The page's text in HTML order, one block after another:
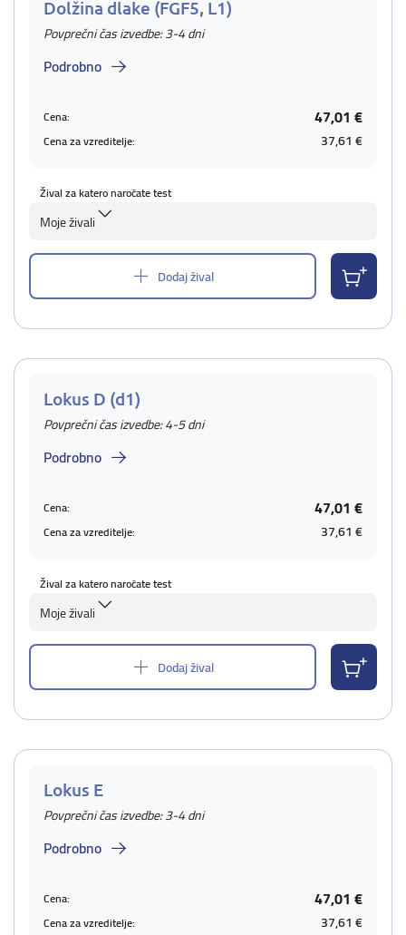
Dolžina dlake (FGF5, L1)
Povprečni čas izvedbe: 3-4 dni
Podrobno
Cena: 47,01 €
Cena za vzreditelje: 37,61 €
Žival za katero naročate test
Moje živali
Dodaj žival
Lokus D (d1)
Povprečni čas izvedbe: 4-5 dni
Podrobno
Cena: 47,01 €
Cena za vzreditelje: 37,61 €
Žival za katero naročate test
Moje živali
Dodaj žival
Lokus E
Povprečni čas izvedbe: 3-4 dni
Podrobno
Cena: 47,01 €
Cena za vzreditelje: 37,61 €